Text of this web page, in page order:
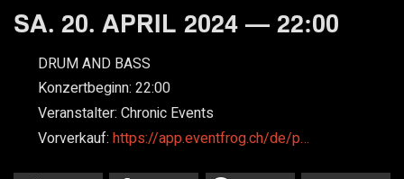
SA. 20. APRIL 2024 — 22:00
DRUM AND BASS
Konzertbeginn: 22:00
Veranstalter: Chronic Events
Vorverkauf: https://app.eventfrog.ch/de/p…